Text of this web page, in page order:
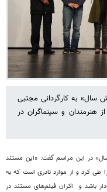
به کارگردانی مجتبی
هنرمندان و سینماگران در
در این مراسم گفت: «این مستند
طی کرد و از موارد نادری است که به
باشد و اکران فیلم‌های مستند در